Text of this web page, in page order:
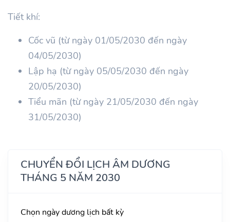
Tiết khí:
Cốc vũ (từ ngày 01/05/2030 đến ngày
04/05/2030)
Lập hạ (từ ngày 05/05/2030 đến ngày
20/05/2030)
Tiểu mãn (từ ngày 21/05/2030 đến ngày
31/05/2030)
CHUYỂN ĐỔI LỊCH ÂM DƯƠNG
THÁNG 5 NĂM 2030
Chọn ngày dương lịch bất kỳ